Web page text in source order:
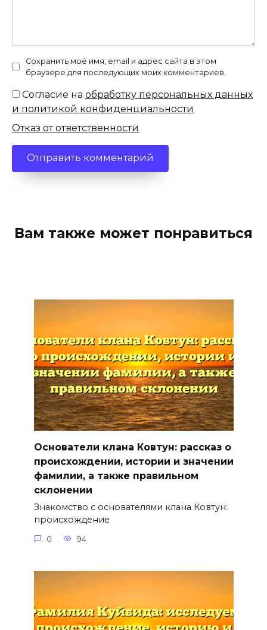
Сохранить моё имя, email и адрес сайта в этом
браузере для последующих моих комментариев.
Согласие на обработку персональных данных
и политикой конфиденциальности
Отказ от ответственности
Вам также может понравиться
Основатели клана Ковтун: рассказ о
происхождении, истории и значении
фамилии, а также правильном
склонении
Знакомство с основателями клана Ковтун:
происхождение
0 94